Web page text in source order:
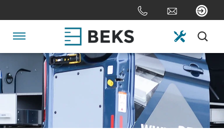
to
content
Jump
the
navigation
HOME
OM OSS